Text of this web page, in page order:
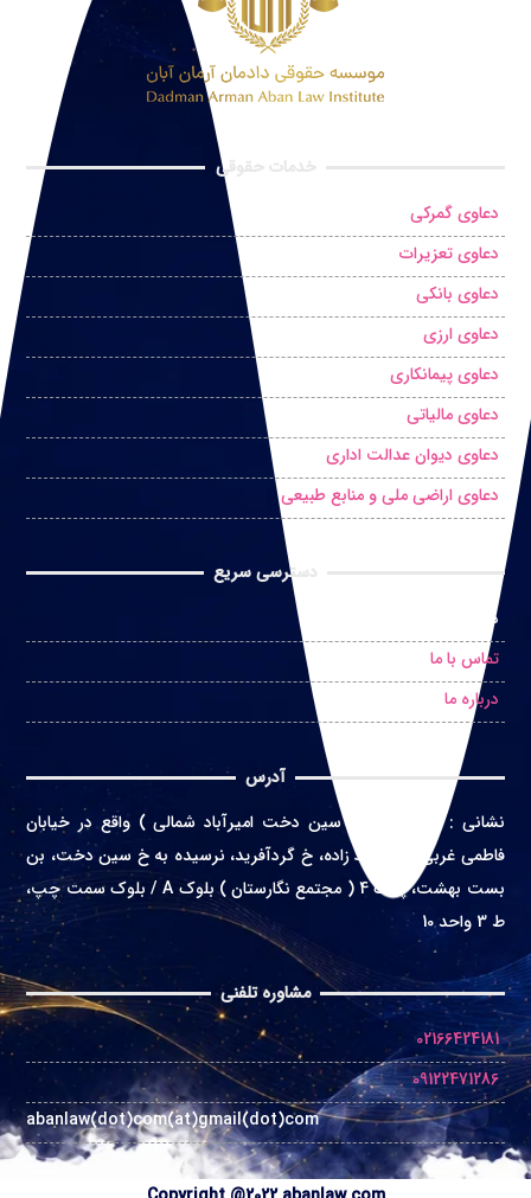
خدمات حقوقی
دعاوی گمرکی
دعاوی تعزیرات
دعاوی بانکی
دعاوی ارزی
دعاوی پیمانکاری
دعاوی مالیاتی
دعاوی دیوان عدالت اداری
دعاوی اراضی ملی و منابع طبیعی
دسترسی سریع
درخواست مشاوره حضوری
تماس با ما
درباره ما
آدرس
نشانی : تهران ( محله سین دخت امیرآباد شمالی ) واقع در خیابان
فاطمی غربی، خ اعتماد زاده، خ گردآفرید، نرسیده به خ سین دخت، بن
بست بهشت، پلاک 4 ( مجتمع نگارستان ) بلوک A / بلوک سمت چپ،
ط 3 واحد 10
مشاوره تلفنی
02166424181
09122471286
abanlaw(dot)com(at)gmail(dot)com